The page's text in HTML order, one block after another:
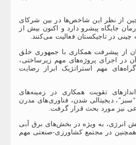
از نظر این شاخص‌ها در بین شرکای
جایگاه پیشرو دارد و اکنون بیش از
از پیشرفت همکاری با جمهوری خلق
در اجرای پروژه‌های مهم زیرساختی،
مهم استراتژیک ابراز رضایت
تقویت همکاری در زمینه‌های
“سبز”، دیجیتالی شدن، فناوری‌های مدرن
نیز مورد بحث قرار گرفت.
انرژی، به ویژه در بخش‌های برق آبی
در مجتمع کشاورزی-صنعتی مهم